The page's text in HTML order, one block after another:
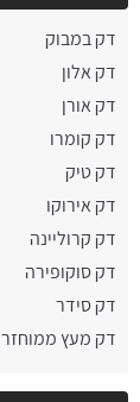
דק במבוק
דק אלון
דק אורן
דק קומרו
דק טיק
דק אירוקו
דק קרוליינה
דק סוקופירה
דק סידר
דק מעץ ממוחזר